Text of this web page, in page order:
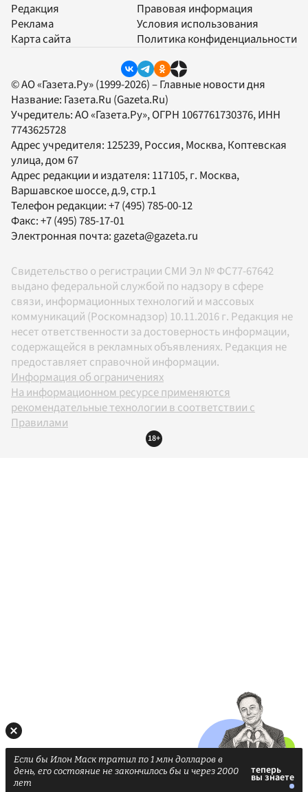
Редакция
Реклама
Карта сайта
Правовая информация
Условия использования
Политика конфиденциальности
© АО «Газета.Ру» (1999-2026) – Главные новости дня
Название: Газета.Ru (Gazeta.Ru)
Учредитель:АО «Газета.Ру», ОГРН 1067761730376, ИНН
7743625728
Адрес учредителя: 125239, Россия, Москва, Коптевская
улица, дом 67
Адрес редакции и издателя: 117105, г. Москва,
Варшавское шоссе, д.9, стр.1
Телефон редакции:+7 (495) 785-00-12
Факс:+7 (495) 785-17-01
Электронная почта:gazeta@gazeta.ru
Свидетельство о регистрации СМИ Эл № ФС77-67642
выдано федеральной службой по надзору в сфере
связи, информационных технологий и массовых
коммуникаций (Роскомнадзор) 10.11.2016 г. Редакция не
несет ответственности за достоверность информации,
содержащейся в рекламных объявлениях. Редакция не
предоставляет справочной информации.
Информация об ограничениях
На информационном ресурсе применяются
рекомендательные технологии в соответствии с
Правилами
18+
Если бы Илон Маск тратил по 1 млн долларов в
день, его состояние не закончилось бы и через 2000
лет